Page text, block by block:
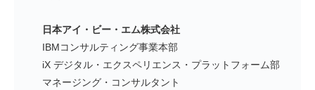
日本アイ・ビー・エム株式会社
IBMコンサルティング事業本部
iX デジタル・エクスペリエンス・プラットフォーム部
マネージング・コンサルタント